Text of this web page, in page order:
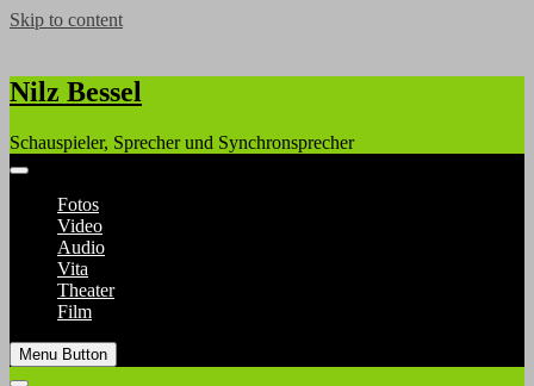
Skip to content
Nilz Bessel
Schauspieler, Sprecher und Synchronsprecher
Fotos
Video
Audio
Vita
Theater
Film
Menu Button